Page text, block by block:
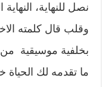
نصل للنهاية،
وقلب قال كلمته
بخلفية موسيقية من
ما تقدمه لك